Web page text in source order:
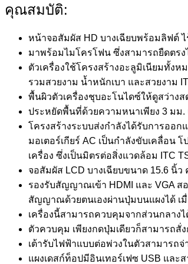
คุณสมบัติ:
หน้าจอสัมผัส HD บางเฉียบพร้อมลิฟต์
มาพร้อมไมโครโฟน ซึ่งสามารถยืดตรง
ตัวเครื่องใช้โครงสร้างอะลูมิเนียมทั้ง
รวมสวยงาม น้ำหนักเบา และสวยงาม
พื้นผิวตัวเครื่องชุบอะโนไดซ์ให้ดูสว่างส
ประหยัดพื้นที่ด้วยความหนาเพียง 3 มม.
โครงสร้างระบบส่งกำลังได้รับการออ
มอเตอร์เกียร์ AC เป็นกำลังขับเคลื่อน
เครื่อง ซึ่งเป็นมิตรต่อสิ่งแวดล้อม ITC
จอสัมผัส LCD บางเฉียบขนาด 15.6 นิ้
รองรับสัญญาณเข้า HDMI และ VGA
สัญญาณด้วยตนเองผ่านปุ่มบนแผงได้ เ
เครื่องนี้สามารถควบคุมจากส่วนกลาง
ตัวควบคุม เพียงกดปุ่มเดียวก็สามารถสั่
เต้ารับไฟฟ้าแบบต่อพ่วงในตัวสามารถจ่
แผงเดสก์ท็อปมีอินเทอร์เฟซ USB และ